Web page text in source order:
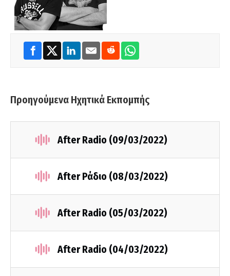
Προηγούμενα Ηχητικά Εκπομπής
After Radio (09/03/2022)
After Ράδιο (08/03/2022)
After Radio (05/03/2022)
After Radio (04/03/2022)